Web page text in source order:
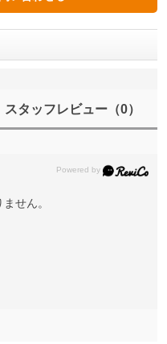
スタッフレビュー（0）
せん。